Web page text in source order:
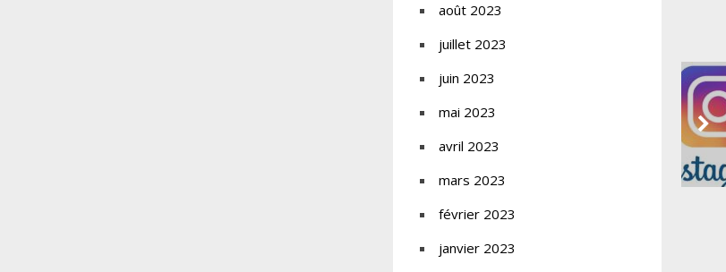
août 2023
juillet 2023
juin 2023
mai 2023
avril 2023
mars 2023
février 2023
janvier 2023